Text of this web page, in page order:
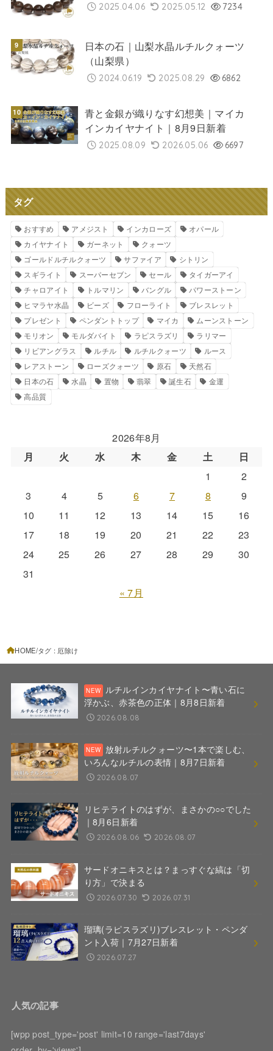
2025.04.06 2025.05.12 7234
日本の石｜山梨水晶ルチルクォーツ
（山梨県）
2024.06.19 2025.08.29 6862
青と金銀が織りなす幻想美｜マイカ
インカイヤナイト｜8月9日新着
2025.08.09 2026.05.06 6697
タグ
おすすめ アメジスト インカローズ
オパール
カイヤナイト
ガーネット
クォーツ
ゴールドルチルクォーツ
サファイア
シトリン
スギライト
スーパーセブン セール
タイガーアイ
チャロアイト
トルマリン バングル
パワーストーン
ヒマラヤ水晶
ビーズ フローライト
ブレスレット
プレゼント
ペンダントトップ マイカ
ムーンストーン
モリオン
モルダバイト ラピスラズリ
ラリマー
リビアングラス
ルチル ルチルクォーツ
ルース
レアストーン
ローズクォーツ 原石
天然石
日本の石
水晶 置物 翡翠 誕生石
金運
高品質
2026年8月
月
火 水 木 金 土
日
1
2
3
4 5 6 7 8
9
10
11 12 13 14 15
16
17
18 19 20 21 22
23
24
25 26 27 28 29
30
31
« 7月
HOME タグ : 厄除け
ルチルインカイヤナイト〜青い石に
浮かぶ、赤茶色の正体｜8月8日新着
2026.08.08
放射ルチルクォーツ〜1本で楽しむ、
いろんなルチルの表情｜8月7日新着
2026.08.07
リヒテライトのはずが、まさかの○○でした
｜8月6日新着
2026.08.06 2026.08.07
サードオニキスとは？まっすぐな縞は「切
り方」で決まる
2026.07.30 2026.07.31
瑠璃(ラピスラズリ)ブレスレット・ペンダ
ント入荷｜7月27日新着
2026.07.27
人気の記事
[wpp post_type='post' limit=10 range='last7days'